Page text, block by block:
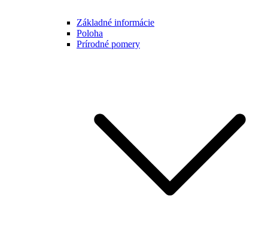
Základné informácie
Poloha
Prírodné pomery